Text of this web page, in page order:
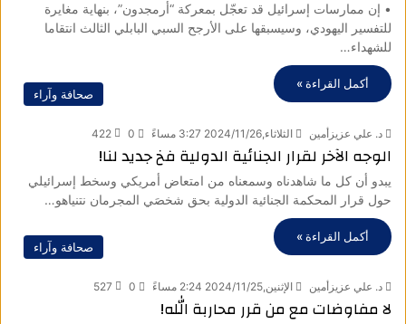
• إن ممارسات إسرائيل قد تعجّل بمعركة “أرمجدون”، بنهاية مغايرة
للتفسير اليهودي، وسيسبقها على الأرجح السبي البابلي الثالث انتقاما
للشهداء…
أكمل القراءة »
صحافة وآراء
د. علي عزيزأمين الثلاثاء,2024/11/26 3:27 مساءً 0
422
الوجه الآخر لقرار الجنائية الدولية فخ جديد لنا!
يبدو أن كل ما شاهدناه وسمعناه من امتعاض أمريكي وسخط إسرائيلي
حول قرار المحكمة الجنائية الدولية بحق شخصَي المجرمان نتنياهو…
أكمل القراءة »
صحافة وآراء
د. علي عزيزأمين الإثنين,2024/11/25 2:24 مساءً 0
527
لا مفاوضات مع من قرر محاربة الله!